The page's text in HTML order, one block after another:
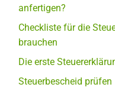
anfertigen?
Checkliste für die
brauchen
Die erste
Steuerbescheid prüfen